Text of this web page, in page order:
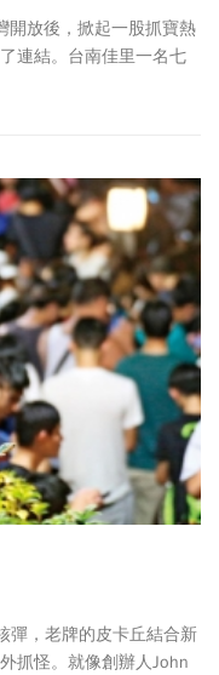
開放後，掀起一股抓寶熱
連結。台南佳里一名七
令許多曾與她對戰、遊
彈，老牌的皮卡丘結合新
抓怪。就像創辦人John